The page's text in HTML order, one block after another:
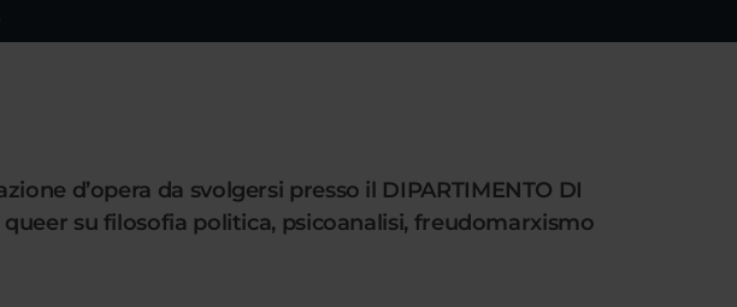
d’opera da svolgersi presso il DIPARTIMENTO DI
queer su filosofia politica, psicoanalisi, freudomarxismo